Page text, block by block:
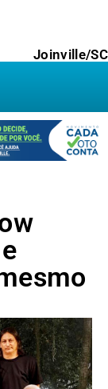
Joinville/SC